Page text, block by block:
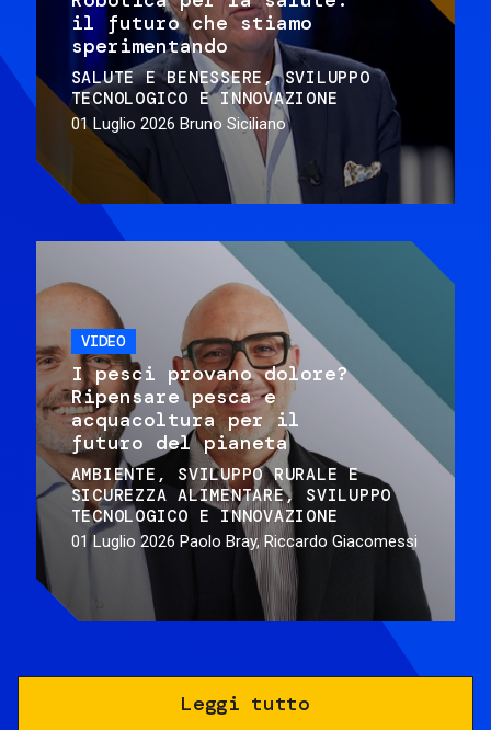
il futuro che stiamo
sperimentando
SALUTE E BENESSERE
SVILUPPO
TECNOLOGICO E INNOVAZIONE
01 Luglio 2026 Bruno Siciliano
VIDEO
I pesci provano dolore?
Ripensare pesca e
acquacoltura per il
futuro del pianeta
AMBIENTE
SVILUPPO RURALE E
SICUREZZA ALIMENTARE
SVILUPPO
TECNOLOGICO E INNOVAZIONE
01 Luglio 2026 Paolo Bray, Riccardo Giacomessi
Leggi tutto